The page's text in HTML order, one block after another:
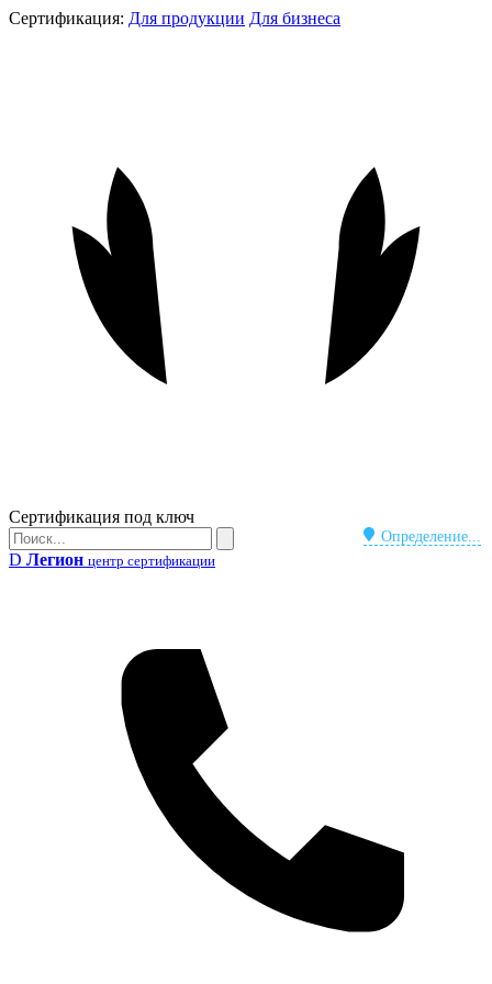
Сертификация: Для продукции Для бизнеса
Бейдж
Сертификация под ключ
Определение...
Поиск
Поиск
D Легион центр сертификации